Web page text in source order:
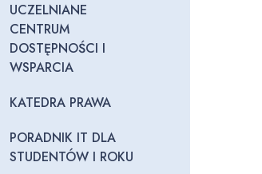
UCZELNIANE
CENTRUM
DOSTĘPNOŚCI I
WSPARCIA
KATEDRA PRAWA
PORADNIK IT DLA
STUDENTÓW I ROKU